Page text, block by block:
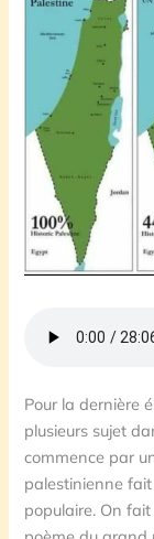
Pour la dernière
plusieurs sujet
commence par
palestinienne
populaire. On